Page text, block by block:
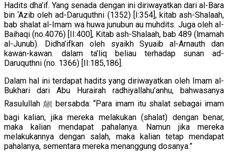
Hadits dha’if. Yang senada dengan ini diriwayatkan dari al-Bara
bin ‘Azib oleh ad-Daruquthni (1352) [I:354], kitab ash-Shalaah,
bab shalat al-Imam wa huwa junubun au muhdits. Juga oleh al-
Baihaqi (no.4076) [II:400], Kitab ash-Shalaah, bab 489 (lmamah
al-Junub). Didha’ifkan oleh syaikh Syuaib al-Arnauth dan
kawan-kawan. dalam ta’liq beliau terhadap sunan ad-
Daruquthni (no. 1366) [II:185,186].
Dalam hal ini terdapat hadits yang diriwayatkan oleh Imam al-
Bukhari dari Abu Hurairah radhiyallahu’anhu, bahwasanya
Rasulullah ﷺ bersabda: “Para imam itu shalat sebagai imam
bagi kalian, jika mereka melakukan (shalat) dengan benar,
maka kalian mendapat pahalanya. Namun jika mereka
melakukannya dengan salah, maka kalian tetap mendapat
pahalanya, sementara mereka menanggung dosanya.”